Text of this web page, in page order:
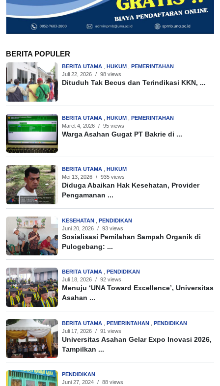
BERITA POPULER
BERITA UTAMA HUKUM
PEMERINTAHAN
Juli 22, 2026 / 98 views
Dituduh Tak Becus dan Terindikasi KKN, ...
BERITA UTAMA HUKUM
PEMERINTAHAN
Maret 4, 2026 / 95 views
Warga Asahan Gugat PT Bakrie di ...
BERITA UTAMA
HUKUM
Mei 13, 2026 / 935 views
Diduga Abaikan Hak Kesehatan, Provider
Pengamanan ...
KESEHATAN
PENDIDIKAN
Juni 20, 2026 / 93 views
Sosialisasi Pemilahan Sampah Organik di
Pulogebang: ...
BERITA UTAMA
PENDIDIKAN
Juli 18, 2026 / 92 views
Menuju ‘UNA Toward Excellence’, Universitas
Asahan ...
BERITA UTAMA PEMERINTAHAN
PENDIDIKAN
Juli 17, 2026 / 91 views
Universitas Asahan Gelar Expo Inovasi 2026,
Tampilkan ...
PENDIDIKAN
Juni 27, 2024 / 88 views